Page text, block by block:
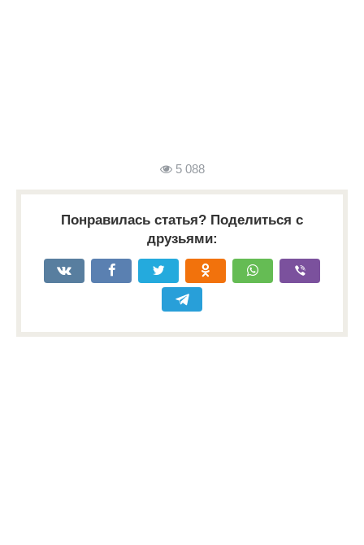
5 088
Понравилась статья? Поделиться с
друзьями: